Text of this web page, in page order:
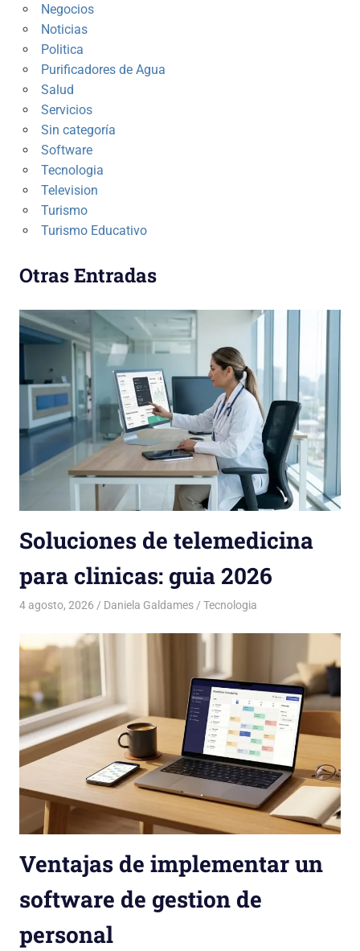
Negocios
Noticias
Politica
Purificadores de Agua
Salud
Servicios
Sin categoría
Software
Tecnologia
Television
Turismo
Turismo Educativo
Otras Entradas
Soluciones de telemedicina
para clinicas: guia 2026
4 agosto, 2026 Daniela Galdames Tecnologia
Ventajas de implementar un
software de gestion de
personal